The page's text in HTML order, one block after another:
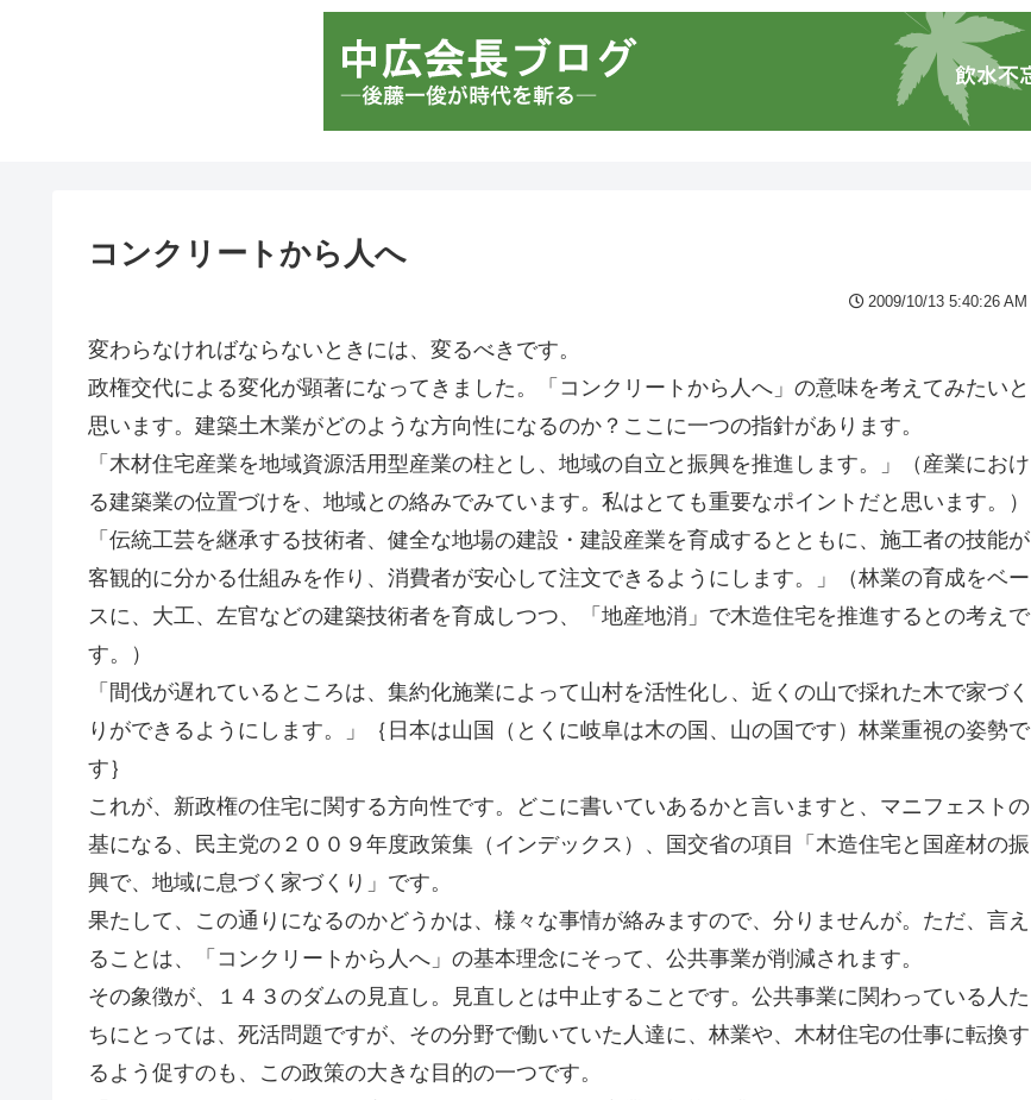
コンクリートから人へ
2009/10/13 5:40:26 AM
変わらなければならないときには、変るべきです。
政権交代による変化が顕著になってきました。「コンクリートから人へ」の意味を考えてみたいと
思います。建築土木業がどのような方向性になるのか？ここに一つの指針があります。
「木材住宅産業を地域資源活用型産業の柱とし、地域の自立と振興を推進します。」（産業におけ
る建築業の位置づけを、地域との絡みでみています。私はとても重要なポイントだと思います。）
「伝統工芸を継承する技術者、健全な地場の建設・建設産業を育成するとともに、施工者の技能が
客観的に分かる仕組みを作り、消費者が安心して注文できるようにします。」（林業の育成をベー
スに、大工、左官などの建築技術者を育成しつつ、「地産地消」で木造住宅を推進するとの考えで
す。）
「間伐が遅れているところは、集約化施業によって山村を活性化し、近くの山で採れた木で家づく
りができるようにします。」｛日本は山国（とくに岐阜は木の国、山の国です）林業重視の姿勢で
す｝
これが、新政権の住宅に関する方向性です。どこに書いていあるかと言いますと、マニフェストの
基になる、民主党の２００９年度政策集（インデックス）、国交省の項目「木造住宅と国産材の振
興で、地域に息づく家づくり」です。
果たして、この通りになるのかどうかは、様々な事情が絡みますので、分りませんが。ただ、言え
ることは、「コンクリートから人へ」の基本理念にそって、公共事業が削減されます。
その象徴が、１４３のダムの見直し。見直しとは中止することです。公共事業に関わっている人た
ちにとっては、死活問題ですが、その分野で働いていた人達に、林業や、木材住宅の仕事に転換す
るよう促すのも、この政策の大きな目的の一つです。